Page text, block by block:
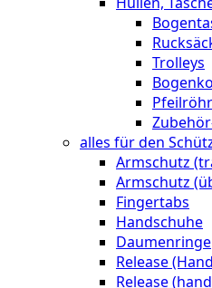
Trolleys
alles für den
Armschutz
Armschutz
Fingertabs
Handschuhe
Daumenringe
Release
Release